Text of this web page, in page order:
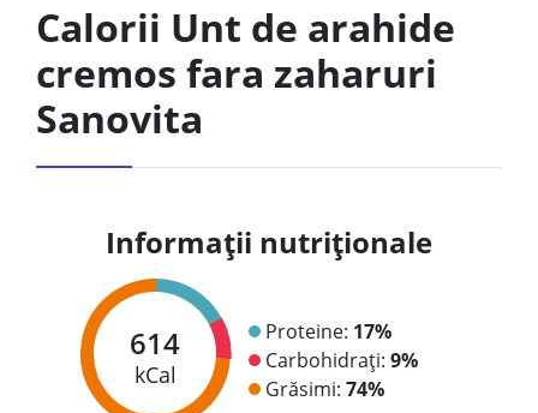
Calorii Unt de arahide
cremos fara zaharuri
Sanovita
Informații nutriționale
614
kCal
Proteine: 17%
Carbohidrați: 9%
Grăsimi: 74%